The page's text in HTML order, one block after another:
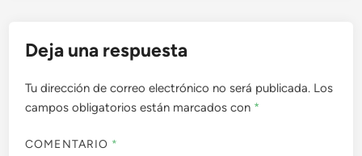
Deja una respuesta
Tu dirección de correo electrónico no será publicada. Los
campos obligatorios están marcados con *
COMENTARIO *